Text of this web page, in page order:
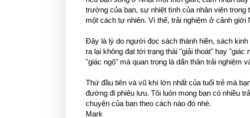
trường của bạn, sự nhiệt tình của nhân viên
một cách tự nhiên. Vì thế, trải nghiệm ở cảnh
Đây là lý do người đọc sách thánh hiền, sách
ra lại không đạt tới trạng thái "giải thoát" hay
"giác ngộ" mà quan trọng là dấn thân trải nghiệm
Thứ đầu tiên và vũ khí lớn nhất của tuổi trẻ mà
đường đi phiêu lưu. Tôi luôn mong bạn có nhiều
chuyện của bạn theo cách nào đó nhé.
Mark